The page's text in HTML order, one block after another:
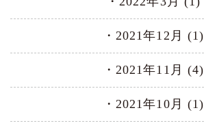
2021年12月 (1)
2021年11月 (4)
2021年10月 (1)